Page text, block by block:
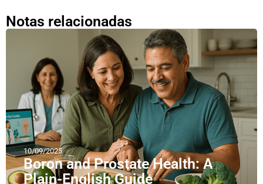
Notas relacionadas
10/09/2025
Boron and Prostate Health: A
Plain-English Guide